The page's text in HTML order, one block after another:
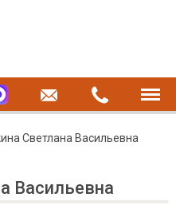
Светлана Васильевна
Васильевна